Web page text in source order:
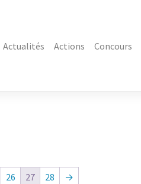
Actualités Actions Concours
26 27 28 →